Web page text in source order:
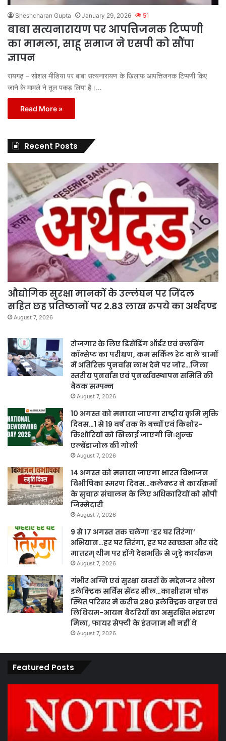
Sheshcharan Gupta January 29, 2026 51
बाबा सत्यनारायण पर आपत्तिजनक टिप्पणी
का मामला, साहू समाज ने एसपी को सौंपा
ज्ञापन
रायगढ़ – सोशल मीडिया पर बाबा सत्यनारायण के खिलाफ आपत्तिजनक टिप्पणी किए
जाने के मामले ने तूल पकड़ लिया है।…
Read More »
Recent Posts
औद्योगिक सुरक्षा मानकों के उल्लंघन पर जिंदल
सहित छह प्रतिष्ठानों पर 2.83 लाख रुपये का अर्थदण्ड
August 7, 2026
रोजगार के लिए डिसेंडिंग ऑर्डर एवं क्लबिंग
कॉन्सेप्ट का परीक्षण, कम सर्किल रेट वाले ग्रामों
में अतिरिक्त पुनर्वास लाभ देने पर जोर…जिला
स्तरीय पुनर्वास एवं पुनर्व्यवस्थापन समिति की
बैठक सम्पन्न
August 7, 2026
10 अगस्त को मनाया जाएगा राष्ट्रीय कृमि मुक्ति
दिवस…1 से 19 वर्ष तक के बच्चों एवं किशोर-
किशोरियों को खिलाई जाएगी निःशुल्क
एल्बेंडाजोल की गोली
August 7, 2026
14 अगस्त को मनाया जाएगा भारत विभाजन
विभीषिका स्मरण दिवस…कलेक्टर ने कार्यक्रमों
के सुचारू संचालन के लिए अधिकारियों को सौंपी
जिम्मेदारी
August 7, 2026
9 से 17 अगस्त तक चलेगा ‘हर घर तिरंगा’
अभियान…हर घर तिरंगा, हर घर स्वच्छता और वंदे
मातरम् थीम पर होंगे देशभक्ति से जुड़े कार्यक्रम
August 7, 2026
गंभीर अग्नि एवं सुरक्षा खतरों के मद्देनजर ओला
इलेक्ट्रिक सर्विस सेंटर सील…काशीराम चौक
स्थित परिसर में करीब 280 इलेक्ट्रिक वाहन एवं
लिथियम-आयन बैटरियों का असुरक्षित भंडारण
मिला, फायर सेफ्टी के इंतजाम भी नहीं थे
August 7, 2026
Featured Posts
ठेकेदार